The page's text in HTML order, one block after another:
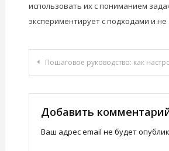
использовать их с пониманием
экспериментирует с подходами и
Навигация
по
записям
Пошаговое руководство: как
Добавить
Ваш адрес email не будет